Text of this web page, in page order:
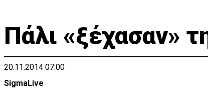
Πάλι «ξέχασαν»
20.11.2014 07:00
SigmaLive